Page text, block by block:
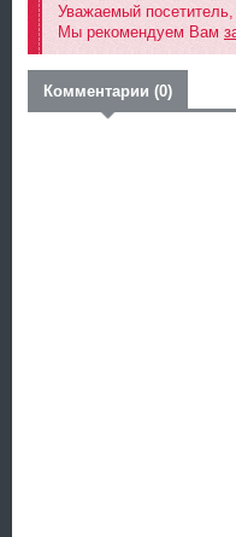
Уважаемый
Мы рекомендуем Вам
Комментарии (0)